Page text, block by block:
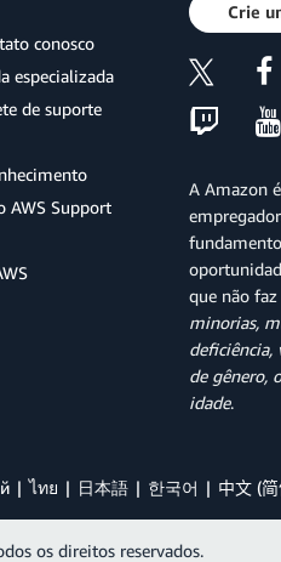
conosco
especializada
de suporte
AWS Support
Crie
A Amazon
que não
minorias,
deficiência,
de gênero,
idade.
ไทย 日本語 한국어 中文 (
os direitos reservados.